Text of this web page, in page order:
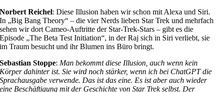
Norbert Reichel: Diese Illusion haben wir schon mit Alexa und Siri.
In „Big Bang Theory“ – die vier Nerds lieben Star Trek und mehrfach
sehen wir dort Cameo-Auftritte der Star-Trek-Stars – gibt es die
Episode „The Beta Test Initiation“, in der Raj sich in Siri verliebt, sie
im Traum besucht und ihr Blumen ins Büro bringt.
Sebastian Stoppe: Man bekommt diese Illusion, auch wenn kein
Körper dahinter ist. Sie wird noch stärker, wenn ich bei ChatGPT die
Sprachausgabe verwende. Das ist das eine. Es ist aber auch wieder
eine Beschäftigung mit der Geschichte von Star Trek selbst. Der